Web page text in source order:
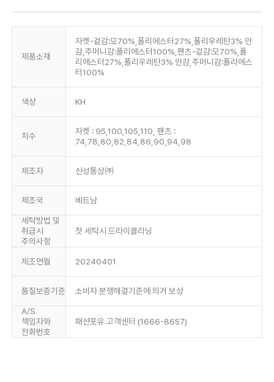
제품소재
자켓-겉감:모70%,폴리에스터27%,폴리우레탄3% 안
감,주머니감:폴리에스터100%,팬츠-겉감:모70%,폴
리에스터27%,폴리우레탄3% 안감,주머니감:폴리에스
터100%
색상 KH
치수
자켓 : 95,100,105,110, 팬츠 :
74,78,80,82,84,86,90,94,98
제조자 신성통상㈜
제조국 베트남
세탁방법 및
취급시
주의사항
첫 세탁시 드라이클리닝
제조연월 20240401
품질보증기준 소비자 분쟁해결기준에 의거 보상
A/S
책임자와
전화번호
패션포유 고객센터 (1666-8657)